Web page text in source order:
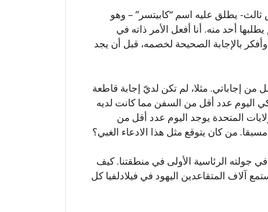
يطلق عليه اسم “كابيتسر” – وهو
أحد منه. أنا أفعل الأمر ذاته في
بالإجابة الصحيحة لخصمه، قبل أن يجد
من إجاباتي. مثلا، لم تكن لديّ إجابة قاطعة
اليوم عدد أقل من السفن مما كانت لديه
المتحدة يوجد اليوم عدد أقل من
من كان يتوقع مثل هذا الادعاء الغبي؟
جولته الرئاسية الأولى في منطقتنا. كيف
آلاف المتقاعدين اليهود في فيلادلفيا كل